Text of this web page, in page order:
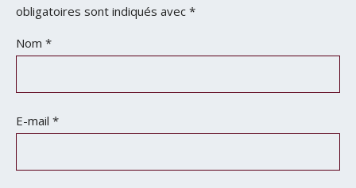
obligatoires sont indiqués avec *
Nom *
E-mail *